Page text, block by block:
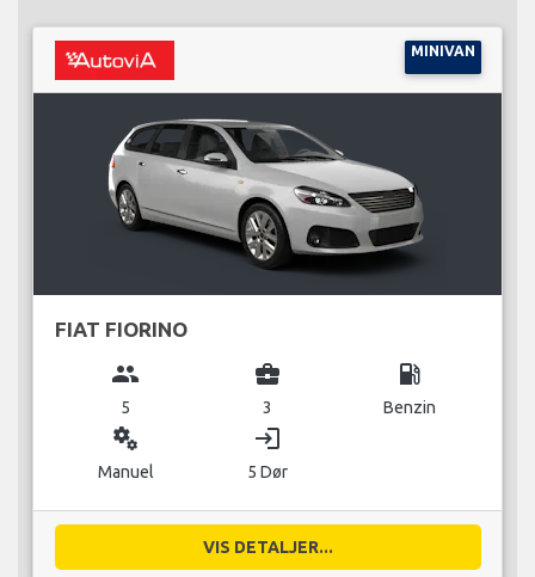
MINIVAN
FIAT FIORINO
group
5
business_center
3
local_gas_station
Benzin
miscellaneous_services
Manuel
login
5 Dør
VIS DETALJER...